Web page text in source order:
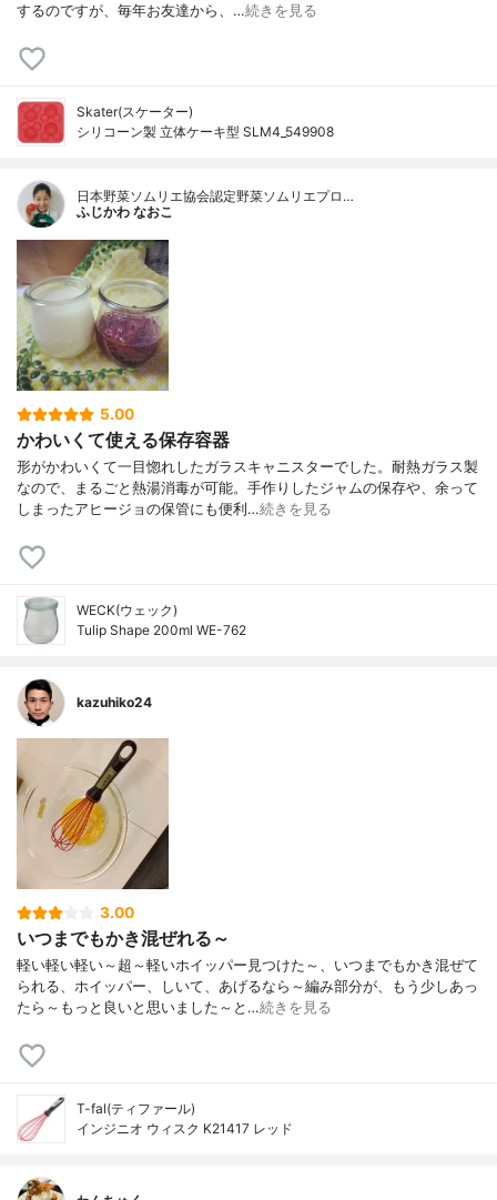
するのですが、毎年お友達から、…続きを見る
Skater(スケーター)
シリコーン製 立体ケーキ型 SLM4_549908
日本野菜ソムリエ協会認定野菜ソムリエプロ…
ふじかわ なおこ
5.00
かわいくて使える保存容器
形がかわいくて一目惚れしたガラスキャニスターでした。耐熱ガラス製
なので、まるごと熱湯消毒が可能。手作りしたジャムの保存や、余って
しまったアヒージョの保管にも便利…続きを見る
WECK(ウェック)
Tulip Shape 200ml WE-762
kazuhiko24
3.00
いつまでもかき混ぜれる～
軽い軽い軽い～超～軽いホイッパー見つけた～、いつまでもかき混ぜて
られる、ホイッパー、しいて、あげるなら～編み部分が、もう少しあっ
たら～もっと良いと思いました～と…続きを見る
T-fal(ティファール)
インジニオ ウィスク K21417 レッド